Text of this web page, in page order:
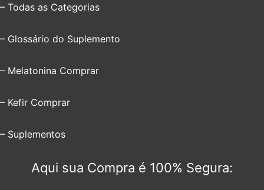
– Todas as Categorias
– Glossário do Suplemento
– Melatonina Comprar
– Kefir Comprar
– Suplementos
Aqui sua Compra é 100% Segura: